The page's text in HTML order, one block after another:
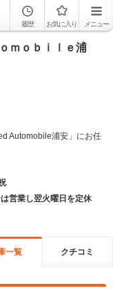
履歴 お気に入り メニュー
ｍｏｂｉｌｅ浦
Automobile浦安」にお任
営業し翌火曜日を定休
一覧 クチコミ